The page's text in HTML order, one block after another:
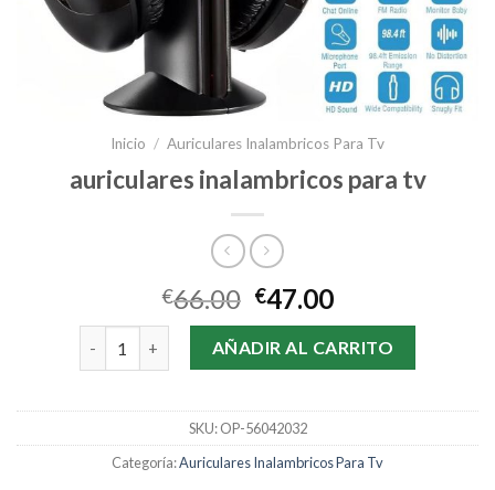
Inicio / Auriculares Inalambricos Para Tv
auriculares inalambricos para tv
€66.00 €47.00
auriculares inalambricos para tv cantidad
AÑADIR AL CARRITO
SKU:OP-56042032
Categoría:Auriculares Inalambricos Para Tv